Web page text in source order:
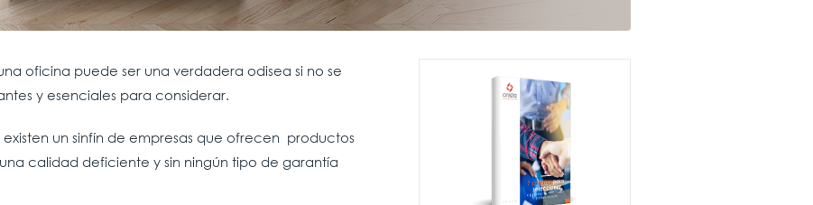
oficina puede ser una verdadera odisea si no se
y esenciales para considerar.
un sinfín de empresas que ofrecen productos
calidad deficiente y sin ningún tipo de garantía